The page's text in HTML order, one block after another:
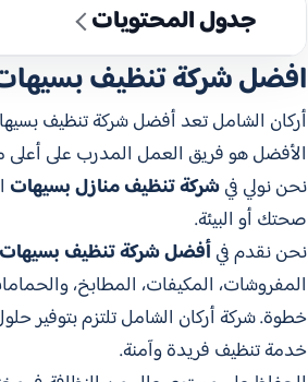
جدول المحتويات
افضل شركة تنظيف
أركان الشامل تعد أفضل شركة تنظيف
الأفضل هو فريق العمل المدرب على أعلى
نحن نولي فيشركة تنظيف منازل بسيهات
صحتك أو البيئة.
نحن نقدم فيأفضل شركة تنظيف بسيهات
المفروشات، المكيفات، المطابخ،
خطوة. شركة أركان الشامل تلتزم بتوفير
خدمة تنظيف فريدة وآمنة.